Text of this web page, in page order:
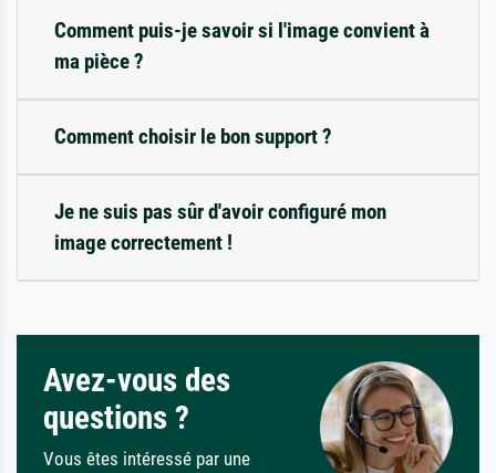
Comment puis-je savoir si l'image convient à
ma pièce ?
Comment choisir le bon support ?
Je ne suis pas sûr d'avoir configuré mon
image correctement !
Avez-vous des
questions ?
Vous êtes intéressé par une